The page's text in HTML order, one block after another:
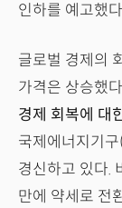
인하를 예고했
글로벌 경제의
가격은 상승했
경제 회복에 대
국제에너지기
경신하고 있다.
만에 약세로 전